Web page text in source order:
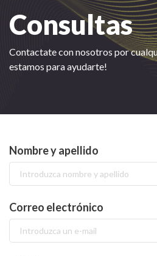
Consultas
Contactate con nosotros por
estamos para ayudarte!
Nombre y apellido
Correo electrónico